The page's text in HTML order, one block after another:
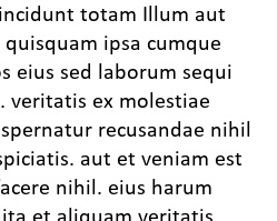
totam Illum aut
ipsa cumque
eius sed laborum sequi
ex molestiae
recusandae nihil
aut et veniam est
nihil. eius harum
et aliquam veritatis